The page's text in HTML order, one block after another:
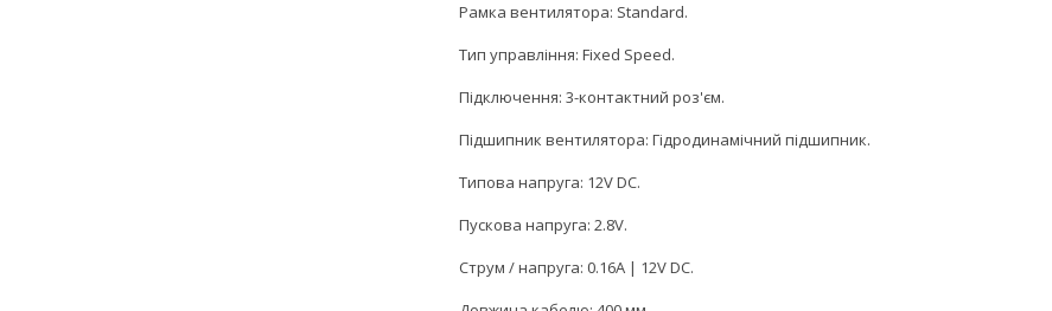
Рамка вентилятора: Standard.
Тип управління: Fixed Speed.
Підключення: 3-контактний роз'єм.
Підшипник вентилятора: Гідродинамічний підшипник.
Типова напруга: 12V DC.
Пускова напруга: 2.8V.
Струм / напруга: 0.16A | 12V DC.